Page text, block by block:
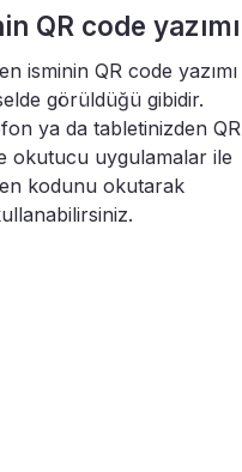
QR code yazımı
isminin QR code yazımı
görüldüğü gibidir.
ya da tabletinizden QR
okutucu uygulamalar ile
kodunu okutarak